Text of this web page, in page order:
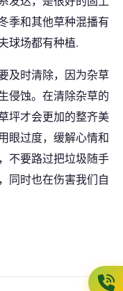
季和其他草种混播有
球场都有种植.
及时清除，因为杂草
侵蚀。在清除杂草的
坪才会更加的整齐美
眼过度，缓解心情和
不要路过把垃圾随手
同时也在伤害我们自